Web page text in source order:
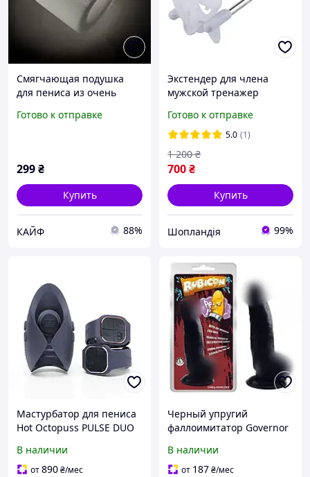
Смягчающая подушка
для пениса из очень
поролона белая Male
Готово к отправке
299₴
Купить
КАЙФ 88%
Экстендер для члена
мужской тренажер
увеличитель пениса
силиконовое устройство
для улучшения потенции
и увеличения
Готово к отправке
5.0 (1)
700₴
1 200 ₴
Купить
Шопландія 99%
Мастурбатор для пениса
Hot Octopuss PULSE DUO
для пар с 2 пультами
черный
В наличии
от890₴/мес
Черный упругий
фаллоимитатор Governor
В наличии
от 187₴/мес